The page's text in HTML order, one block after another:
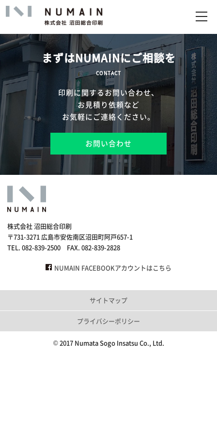
トップ
サービス
実績
企業情報
アップロード
まずはNUMAINにご相談を
CONTACT
印刷に関するお問い合わせ、
お見積り依頼など
お気軽にご連絡ください。
お問い合わせ
株式会社 沼田総合印刷
〒731-3271 広島市安佐南区沼田町阿戸657-1
TEL. 082-839-2500 FAX. 082-839-2828
NUMAIN FACEBOOKアカウントはこちら
サイトマップ
プライバシーポリシー
© 2017 Numata Sogo Insatsu Co., Ltd.